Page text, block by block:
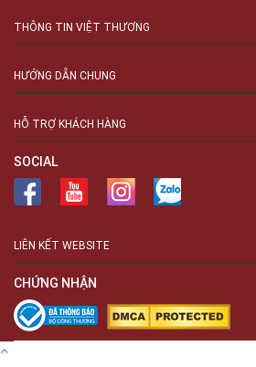
THÔNG TIN VIỆT THƯƠNG
HƯỚNG DẪN CHUNG
HỖ TRỢ KHÁCH HÀNG
SOCIAL
LIÊN KẾT WEBSITE
CHỨNG NHẬN